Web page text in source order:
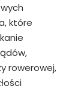
które
rowerowej,